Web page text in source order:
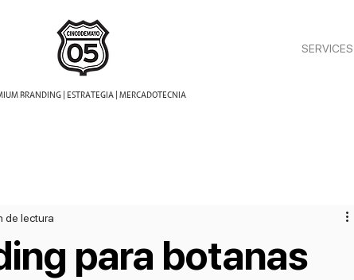
BRANDING | ESTRATEGIA | MERCADOTECNIA
SERVICES
para botanas
de lectura